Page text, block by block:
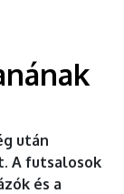
után
A futsalosok
és a